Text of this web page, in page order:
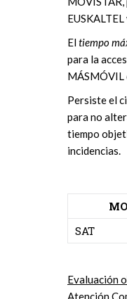
Eltiempo
para la
MÁSMÓVIL
Persiste el
para no
tiempo
incidencias.
SAT
Evaluación
Atención